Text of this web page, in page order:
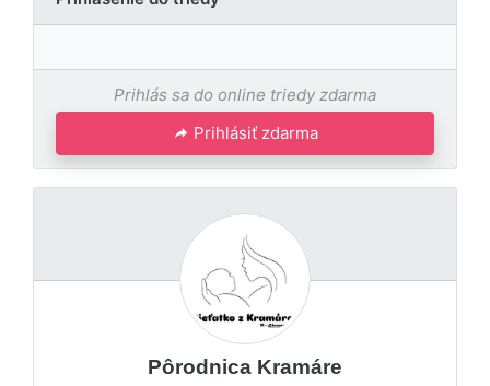
Prihlás sa do online triedy zdarma
Prihlásiť zdarma
Pôrodnica Kramáre